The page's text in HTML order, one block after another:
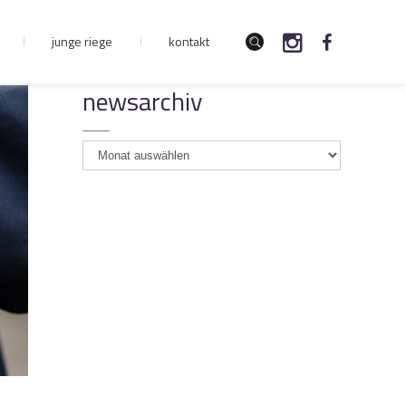
junge riege kontakt
newsarchiv
newsarchiv